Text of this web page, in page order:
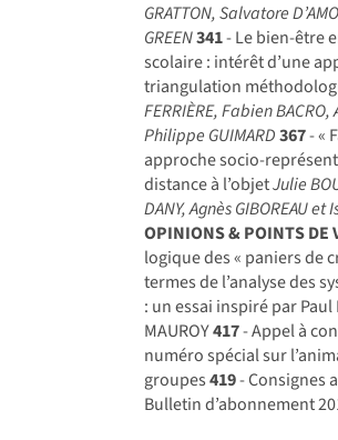
GRATTON, Salvatore
GREEN341- Le bien-être
scolaire : intérêt d’une
triangulation
FERRIÈRE, Fabien BACRO,
Philippe GUIMARD367- «
approche socio-
distance à l’objetJulie
DANY, Agnès GIBOREAU et
OPINIONS & POINTS DE
logique des « paniers de
termes de l’analyse des
: un essai inspiré par Paul
MAUROY417- Appel à
numéro spécial sur
groupes419- Consignes
Bulletin d’abonnement